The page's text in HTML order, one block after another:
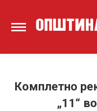
Комплетно
„11“